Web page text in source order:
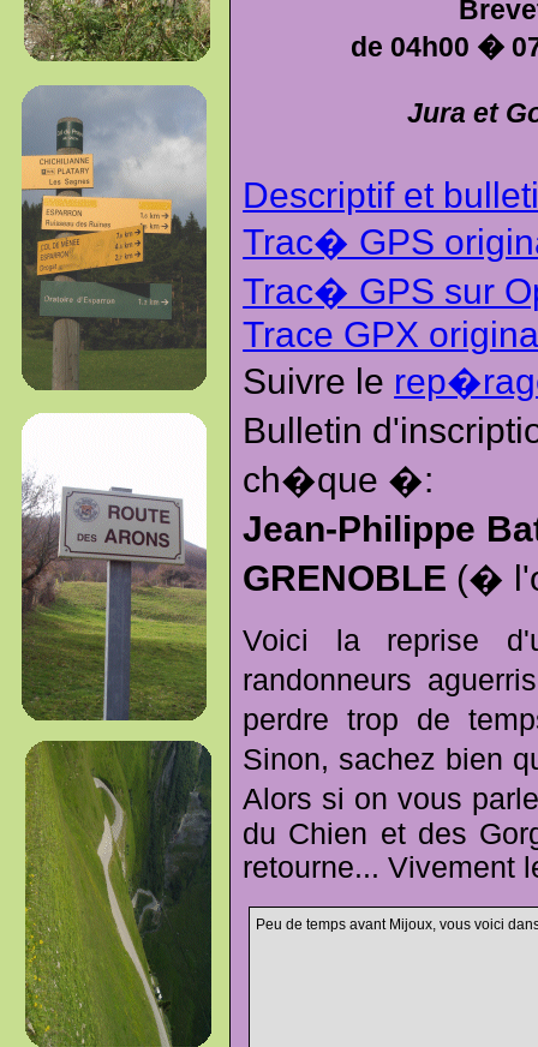
de 04h00 �
Jura et
Descriptif et
Trac� GPS
Trac� GPS sur
Trace GPX
Suivre le
Bulletin
ch�que �:
Jean-Philippe
GRENOBLE (�
Voici la reprise
randonneurs
perdre trop de
Sinon, sachez bien
Alors si on vous
du Chien et des
retourne... Vivement
Peu de temps avant Mijoux, vous voici